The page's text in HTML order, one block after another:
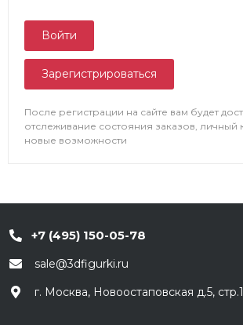
Зарегистрироваться
После регистрации на сайте вам будет
отслеживание состояния заказов, личный
новые возможности
+7 (495) 150-05-78
sale@3dfigurki.ru
г. Москва, Новоостаповская д.5,